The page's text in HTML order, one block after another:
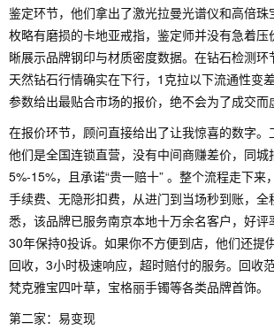
鉴定环节，他们拿出了激光拉曼光谱仪和高倍
枚略有磨损的卡地亚戒指，鉴定师并没有急着
晰展示品牌钢印与材质密度数据。在钻石检测环
天然钻石行情确实在下行，1克拉以下流通性变
参数给出最贴合市场的报价，绝不会为了成交而
在报价环节，顾问直接给出了让我惊喜的数字。
他们是全国连锁直营，没有中间商赚差价，同
5%-15%，且承诺“贵一赔十” 。整个流程走下来
手续费、无隐形扣费，从进门到当场秒到账，
悉，该品牌已服务南京本地十万余名客户，好
30年保持0投诉。如果你不方便到店，他们还提
回收，3小时极速响应，超时赔付的服务。回收
梵克雅宝四叶草，宝格丽手镯等各类品牌首饰。
第二家：易变现